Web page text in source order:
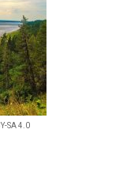
SA 4.0